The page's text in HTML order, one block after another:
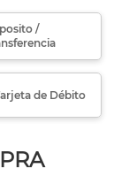
/
de Débito